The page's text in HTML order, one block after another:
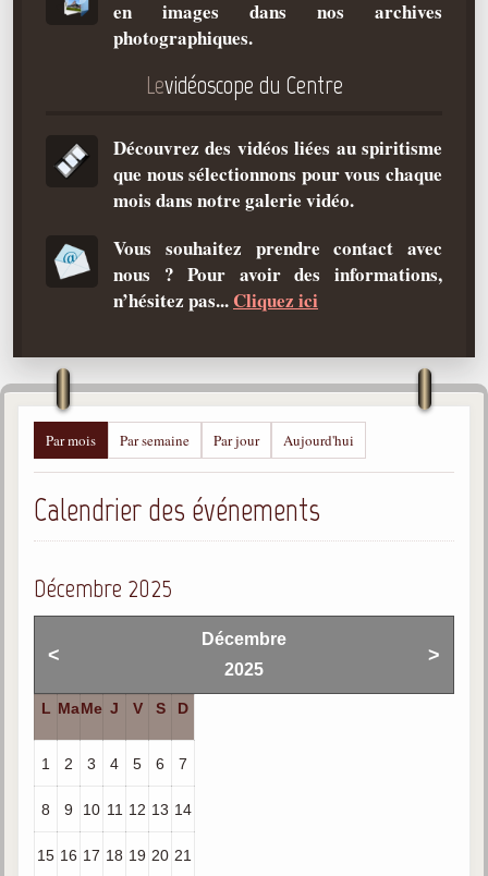
Qu'est-ce que c'est ?
Les bases du spiritisme
La doctrine d'Allan Kardec
But des manifestations spirites
Médiums
Allan Kardec
1804-1869
Léon Denis
1846-1927
Gabriel Delanne
1910-2002
1927-2025
Bibliothèque
Ouvrages
Bibliothèque spirite
Documents
en images dans nos archives
photographiques.
Levidéoscope du Centre
Découvrez des vidéos liées au spiritisme
que nous sélectionnons pour vous chaque
mois dans notre galerie vidéo.
Vous souhaitez prendre contact avec
nous ? Pour avoir des informations,
n’hésitez pas... Cliquez ici
Par mois Par semaine Par jour Aujourd'hui
Calendrier des événements
Décembre 2025
<
Décembre
2025
>
L MaMe J V S D
1 2 3 4 5 6 7
8 9 10 11 12 13 14
15 16 17 18 19 20 21